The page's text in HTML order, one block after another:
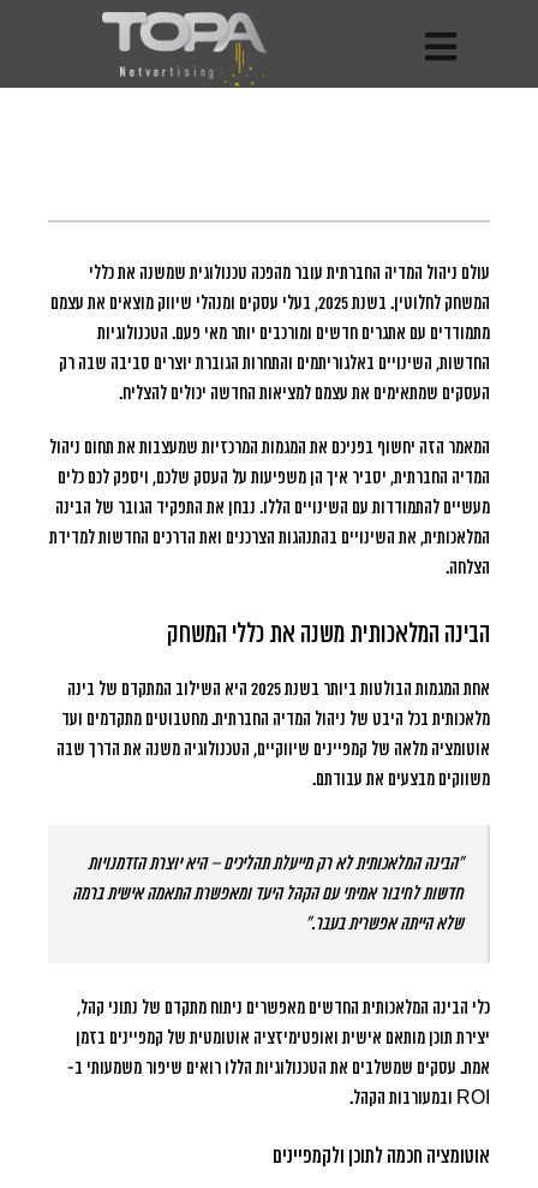
עולם ניהול המדיה החברתית עובר מהפכה טכנולוגית שמשנה את כללי
המשחק לחלוטין.
בשנת 2025, בעלי עסקים ומנהלי שיווק מוצאים את עצמם
מתמודדים עם אתגרים חדשים ומורכבים יותר מאי פעם. הטכנולוגיות
החדשות, השינויים באלגוריתמים והתחרות הגוברת יוצרים סביבה שבה רק
העסקים שמתאימים את עצמם למציאות החדשה יכולים להצליח.
המאמר הזה יחשוף בפניכם את המגמות המרכזיות שמעצבות את תחום ניהול
המדיה החברתית, יסביר איך הן משפיעות על העסק שלכם, ויספק לכם כלים
מעשיים להתמודדות עם השינויים הללו. נבחן את התפקיד הגובר של הבינה
המלאכותית, את השינויים בהתנהגות הצרכנים ואת הדרכים החדשות למדידת
הצלחה.
הבינה המלאכותית משנה את כללי המשחק
אחת המגמות הבולטות ביותר בשנת 2025 היא השילוב המתקדם של בינה
מלאכותית בכל היבט של ניהול המדיה החברתית. מחטבוטים מתקדמים ועד
אוטומציה מלאה של קמפיינים שיווקיים, הטכנולוגיה משנה את הדרך שבה
משווקים מבצעים את עבודתם.
“הבינה המלאכותית לא רק מייעלת תהליכים – היא יוצרת הזדמנויות
חדשות לחיבור אמיתי עם הקהל היעד ומאפשרת התאמה אישית ברמה
שלא הייתה אפשרית בעבר.”
כלי הבינה המלאכותית החדשים מאפשרים ניתוח מתקדם של נתוני קהל,
יצירת תוכן מותאם אישית ואופטימיזציה אוטומטית של קמפיינים בזמן
אמת. עסקים שמשלבים את הטכנולוגיות הללו רואים שיפור משמעותי ב-
ROI ובמעורבות הקהל.
אוטומציה חכמה לתוכן ולקמפיינים